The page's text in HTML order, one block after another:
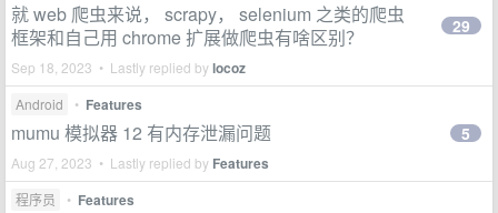
就 web 爬虫来说， scrapy， selenium 之类的爬虫
框架和自己用 chrome 扩展做爬虫有啥区别？
Sep 18, 2023 • Lastly replied bylocoz
29
Android • Features
mumu 模拟器 12 有内存泄漏问题
Aug 27, 2023 • Lastly replied by Features
5
程序员 • Features